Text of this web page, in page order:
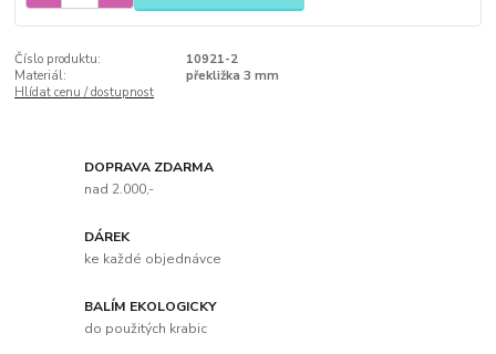
Číslo produktu:
10921-2
Materiál:
překližka 3 mm
Hlídat cenu / dostupnost
DOPRAVA ZDARMA
nad 2.000,-
DÁREK
ke každé objednávce
BALÍM EKOLOGICKY
do použitých krabic